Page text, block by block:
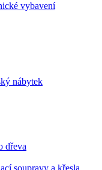
vybavení
nábytek
dřeva
soupravy a křesla